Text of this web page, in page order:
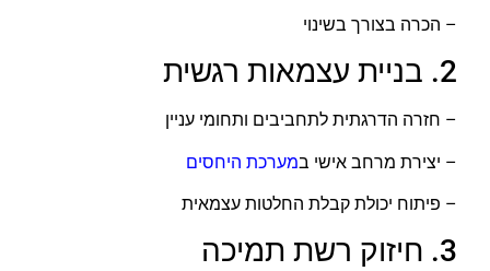
– הכרה בצורך בשינוי
2. בניית עצמאות רגשית
– חזרה הדרגתית לתחביבים ותחומי עניין
– יצירת מרחב אישי במערכת היחסים
– פיתוח יכולת קבלת החלטות עצמאית
3. חיזוק רשת תמיכה